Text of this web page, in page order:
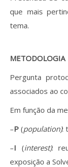
que mais
tema.
METODOLOGIA
Pergunta
associados ao
Em função da
–P (population):
–I (interest):
exposição a